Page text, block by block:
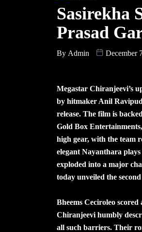
Sasirekha
Prasad
By Admin December
Megastar Chiranjeevi’s
by hitmaker Anil
release. The film is
Gold Box
high gear, with the team
elegant Nayanthara
exploded into a major
today unveiled the
Bheems Ceciroleo
Chiranjeevi humbly
all such barriers. Their